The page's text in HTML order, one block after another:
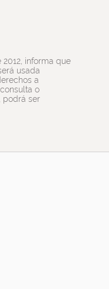
2012, informa que
usada
a
o
podrá ser